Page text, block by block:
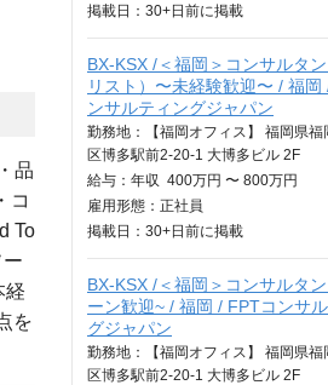
品
コ
To
経
を
掲載日： 30+日 前に掲載
BX-KSX /＜福岡＞コンサルタ
リスト）〜未経験歓迎〜 / 福岡
ンサルティングジャパン
勤務地：【福岡オフィス】 福岡県福
区博多駅前2-20-1 大博多ビル 2F
給与： 年収 400万円 〜 800万円
雇用形態：正社員
掲載日： 30+日 前に掲載
BX-KSX /＜福岡＞コンサルタ
ーン歓迎~ / 福岡 / FPTコンサ
グジャパン
勤務地：【福岡オフィス】 福岡県福
区博多駅前2-20-1 大博多ビル 2F